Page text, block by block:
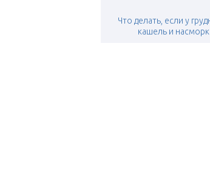
Что делать, если у
кашель и насморк